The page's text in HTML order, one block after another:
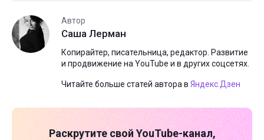
Автор
Саша Лерман
Копирайтер, писательница, редактор. Развитие
и продвижение на YouTube и в других соцсетях.
Читайте больше статей автора в Яндекс.Дзен
Раскрутите свой YouTube-канал,